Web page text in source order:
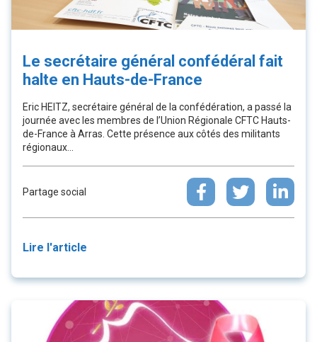
Le secrétaire général confédéral fait
halte en Hauts-de-France
Eric HEITZ, secrétaire général de la confédération, a passé la
journée avec les membres de l’Union Régionale CFTC Hauts-
de-France à Arras. Cette présence aux côtés des militants
régionaux...
Partage social
Lire l'article